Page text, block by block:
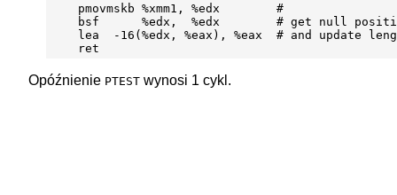
    pmovmskb %xmm1, %edx        #
bsf      %edx,  %edx        # get null
lea  -16(%edx, %eax), %eax  # and update
Opóźnienie PTEST wynosi 1 cykl.